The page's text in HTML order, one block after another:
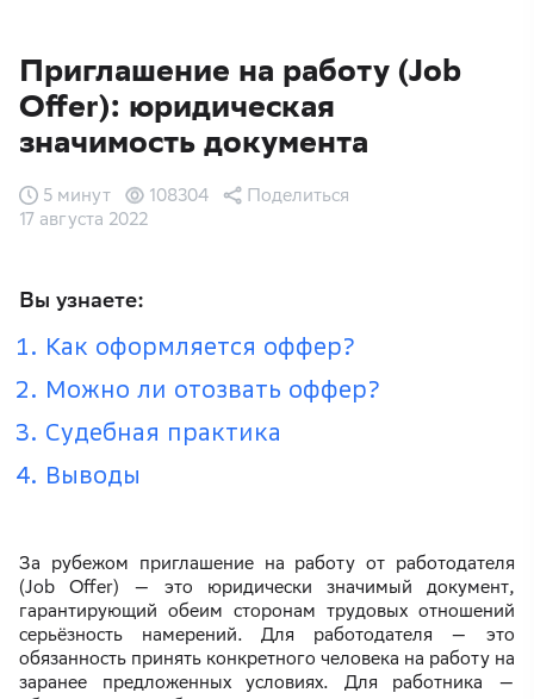
Приглашение на работу (Job
Offer): юридическая
значимость документа
17 августа 2022
5 минут 108304 Поделиться
Вы узнаете:
Как оформляется оффер?
Можно ли отозвать оффер?
Судебная практика
Выводы
За рубежом приглашение на работу от работодателя
(Job Offer) — это юридически значимый документ,
гарантирующий обеим сторонам трудовых отношений
серьёзность намерений. Для работодателя — это
обязанность принять конкретного человека на работу на
заранее предложенных условиях. Для работника —